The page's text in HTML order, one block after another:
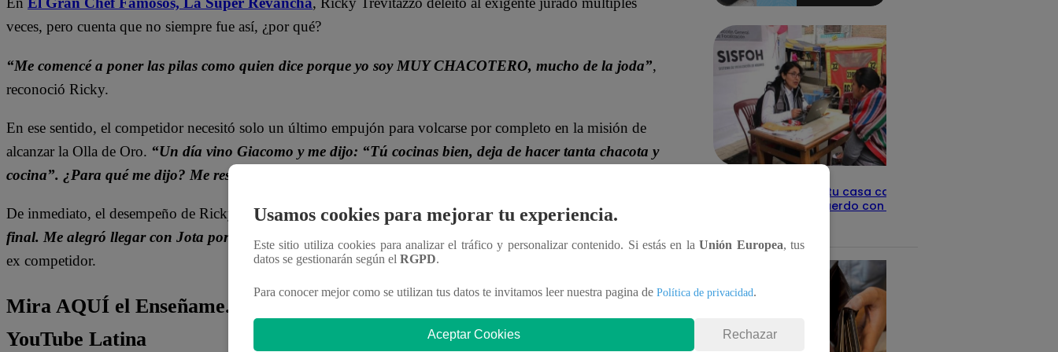
veces, pero cuenta que no siempre fue así, ¿por qué?
“Me comencé a poner las pilas como quien dice porque yo soy MUY CHACOTERO, mucho de la joda”,
reconoció Ricky.
En ese sentido, el competidor necesitó solo un último empujón para volcarse por completo en la misión de
alcanzar la Olla de Oro. “Un día vino Giacomo y me dijo: “Tú cocinas bien, deja de hacer tanta chacota y
cocina”. ¿Para qué me dijo? Me reseteó”
De inmediato, el desempeño de Ricky en la cocina comenzó a destacar.“Salía uno, salía otro y llegué a la
final. Me alegró llegar con Jota porque es un amigo de bastante tiempo, lo considero mucho”
, reveló el
ex competidor.
Mira AQUÍ el Enseñame.pe de Ricky Trevitazzo COMPLETO vía
YouTube Latina
detalles
Revisa con tu DNI si tu casa califica
como pobre, de acuerdo con el Sisfoh
Usamos cookies para mejorar tu experiencia.
Este sitio utiliza cookies para analizar el tráfico y personalizar contenido. Si estás en laUnión Europea, tus
datos se gestionarán según el RGPD.
Para conocer mejor como se utilizan tus datos te invitamos leer nuestra pagina de Política de privacidad.
Aceptar Cookies Rechazar